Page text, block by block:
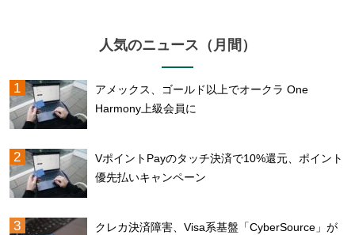
人気のニュース（月間）
アメックス、ゴールド以上でオークラ One
Harmony上級会員に
VポイントPayのタッチ決済で10%還元、ポイント
優先払いキャンペーン
クレカ決済障害、Visa系基盤「CyberSource」が